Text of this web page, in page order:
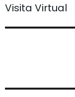
Visita Virtual